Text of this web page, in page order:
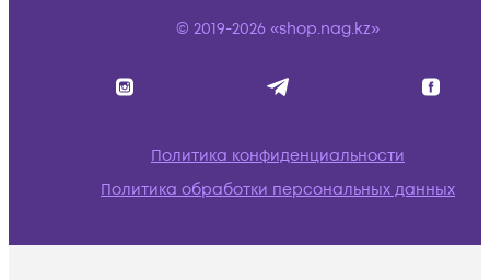
© 2019-2026 «shop.nag.kz»
Политика конфиденциальности
Политика обработки персональных данных